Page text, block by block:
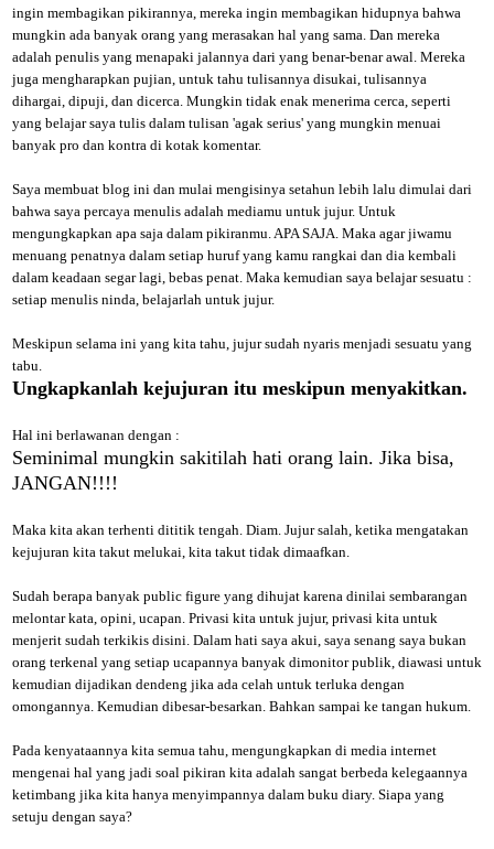
ingin membagikan pikirannya, mereka ingin membagikan hidupnya bahwa
mungkin ada banyak orang yang merasakan hal yang sama. Dan mereka
adalah penulis yang menapaki jalannya dari yang benar-benar awal. Mereka
juga mengharapkan pujian, untuk tahu tulisannya disukai, tulisannya
dihargai, dipuji, dan dicerca. Mungkin tidak enak menerima cerca, seperti
yang belajar saya tulis dalam tulisan 'agak serius' yang mungkin menuai
banyak pro dan kontra di kotak komentar.
Saya membuat blog ini dan mulai mengisinya setahun lebih lalu dimulai dari
bahwa saya percaya menulis adalah mediamu untuk jujur. Untuk
mengungkapkan apa saja dalam pikiranmu. APA SAJA. Maka agar jiwamu
menuang penatnya dalam setiap huruf yang kamu rangkai dan dia kembali
dalam keadaan segar lagi, bebas penat. Maka kemudian saya belajar sesuatu :
setiap menulis ninda, belajarlah untuk jujur.
Meskipun selama ini yang kita tahu, jujur sudah nyaris menjadi sesuatu yang
tabu.
Ungkapkanlah kejujuran itu meskipun menyakitkan.
Hal ini berlawanan dengan :
Seminimal mungkin sakitilah hati orang lain. Jika bisa,
JANGAN!!!!
Maka kita akan terhenti dititik tengah. Diam. Jujur salah, ketika mengatakan
kejujuran kita takut melukai, kita takut tidak dimaafkan.
Sudah berapa banyak public figure yang dihujat karena dinilai sembarangan
melontar kata, opini, ucapan. Privasi kita untuk jujur, privasi kita untuk
menjerit sudah terkikis disini. Dalam hati saya akui, saya senang saya bukan
orang terkenal yang setiap ucapannya banyak dimonitor publik, diawasi untuk
kemudian dijadikan dendeng jika ada celah untuk terluka dengan
omongannya. Kemudian dibesar-besarkan. Bahkan sampai ke tangan hukum.
Pada kenyataannya kita semua tahu, mengungkapkan di media internet
mengenai hal yang jadi soal pikiran kita adalah sangat berbeda kelegaannya
ketimbang jika kita hanya menyimpannya dalam buku diary. Siapa yang
setuju dengan saya?